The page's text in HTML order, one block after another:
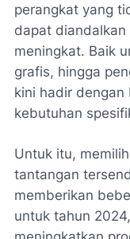
perangkat yang
dapat
meningkat. Baik
grafis, hingga
kini hadir dengan
kebutuhan
Untuk itu,
tantangan
memberikan
untuk tahun